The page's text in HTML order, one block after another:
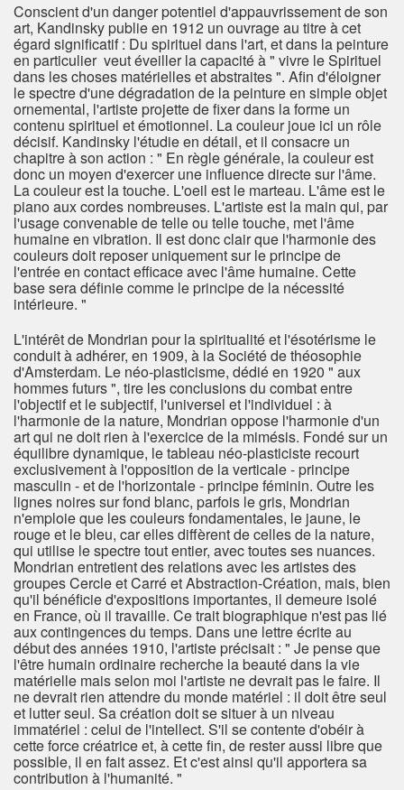
Conscient d'un danger potentiel d'appauvrissement de son
art, Kandinsky publie en 1912 un ouvrage au titre à cet
égard significatif : Du spirituel dans l'art, et dans la peinture
en particulier veut éveiller la capacité à " vivre le Spirituel
dans les choses matérielles et abstraites ". Afin d'éloigner
le spectre d'une dégradation de la peinture en simple objet
ornemental, l'artiste projette de fixer dans la forme un
contenu spirituel et émotionnel. La couleur joue ici un rôle
décisif. Kandinsky l'étudie en détail, et il consacre un
chapitre à son action : " En règle générale, la couleur est
donc un moyen d'exercer une influence directe sur l'âme.
La couleur est la touche. L'oeil est le marteau. L'âme est le
piano aux cordes nombreuses. L'artiste est la main qui, par
l'usage convenable de telle ou telle touche, met l'âme
humaine en vibration. Il est donc clair que l'harmonie des
couleurs doit reposer uniquement sur le principe de
l'entrée en contact efficace avec l'âme humaine. Cette
base sera définie comme le principe de la nécessité
intérieure. "
L'intérêt de Mondrian pour la spiritualité et l'ésotérisme le
conduit à adhérer, en 1909, à la Société de théosophie
d'Amsterdam. Le néo-plasticisme, dédié en 1920 " aux
hommes futurs ", tire les conclusions du combat entre
l'objectif et le subjectif, l'universel et l'individuel : à
l'harmonie de la nature, Mondrian oppose l'harmonie d'un
art qui ne doit rien à l'exercice de la mimésis. Fondé sur un
équilibre dynamique, le tableau néo-plasticiste recourt
exclusivement à l'opposition de la verticale - principe
masculin - et de l'horizontale - principe féminin. Outre les
lignes noires sur fond blanc, parfois le gris, Mondrian
n'emploie que les couleurs fondamentales, le jaune, le
rouge et le bleu, car elles diffèrent de celles de la nature,
qui utilise le spectre tout entier, avec toutes ses nuances.
Mondrian entretient des relations avec les artistes des
groupes Cercle et Carré et Abstraction-Création, mais, bien
qu'il bénéficie d'expositions importantes, il demeure isolé
en France, où il travaille. Ce trait biographique n'est pas lié
aux contingences du temps. Dans une lettre écrite au
début des années 1910, l'artiste précisait : " Je pense que
l'être humain ordinaire recherche la beauté dans la vie
matérielle mais selon moi l'artiste ne devrait pas le faire. Il
ne devrait rien attendre du monde matériel : il doit être seul
et lutter seul. Sa création doit se situer à un niveau
immatériel : celui de l'intellect. S'il se contente d'obéir à
cette force créatrice et, à cette fin, de rester aussi libre que
possible, il en fait assez. Et c'est ainsi qu'il apportera sa
contribution à l'humanité. "